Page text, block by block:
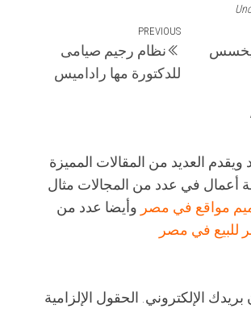
Previous
Post
PREVIOUS
نظام رجيم صيامى
للدكتورة مها راداميس
يخسس
العديد من المقالات المميزة
أعمال في عدد من المجالات مثال
مواقع في مصر وأيضا عدد من
للبيع في مصر
الإلكتروني. الحقول الإلزامية